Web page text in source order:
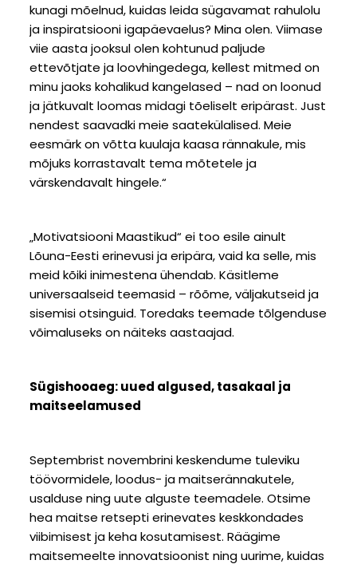
kunagi mõelnud, kuidas leida sügavamat rahulolu
ja inspiratsiooni igapäevaelus? Mina olen. Viimase
viie aasta jooksul olen kohtunud paljude
ettevõtjate ja loovhingedega, kellest mitmed on
minu jaoks kohalikud kangelased – nad on loonud
ja jätkuvalt loomas midagi tõeliselt eripärast. Just
nendest saavadki meie saatekülalised. Meie
eesmärk on võtta kuulaja kaasa rännakule, mis
mõjuks korrastavalt tema mõtetele ja
värskendavalt hingele.“
„Motivatsiooni Maastikud“ ei too esile ainult
Lõuna-Eesti erinevusi ja eripära, vaid ka selle, mis
meid kõiki inimestena ühendab. Käsitleme
universaalseid teemasid – rõõme, väljakutseid ja
sisemisi otsinguid. Toredaks teemade tõlgenduse
võimaluseks on näiteks aastaajad.
Sügishooaeg: uued algused, tasakaal ja
maitseelamused
Septembrist novembrini keskendume tuleviku
töövormidele, loodus- ja maitserännakutele,
usalduse ning uute alguste teemadele. Otsime
hea maitse retsepti erinevates keskkondades
viibimisest ja keha kosutamisest. Räägime
maitsemeelte innovatsioonist ning uurime, kuidas